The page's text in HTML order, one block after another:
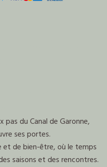
du Canal de Garonne,
ses portes.
et de bien-être, où le temps
saisons et des rencontres.